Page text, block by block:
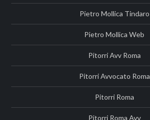
Pietro Mollica Tindaro
Pietro Mollica Web
Pitorri Avv Roma
Pitorri Avvocato Roma
Pitorri Roma
Pitorri Roma Avv